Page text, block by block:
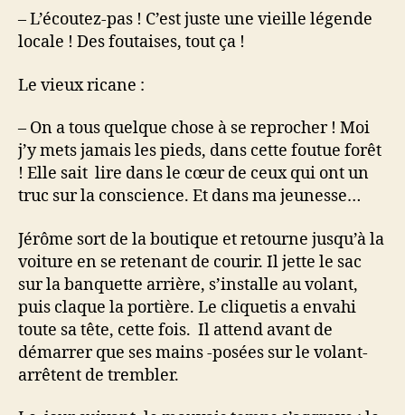
– L’écoutez-pas ! C’est juste une vieille légende
locale ! Des foutaises, tout ça !
Le vieux ricane :
– On a tous quelque chose à se reprocher ! Moi
j’y mets jamais les pieds, dans cette foutue forêt
! Elle sait lire dans le cœur de ceux qui ont un
truc sur la conscience. Et dans ma jeunesse…
Jérôme sort de la boutique et retourne jusqu’à la
voiture en se retenant de courir. Il jette le sac
sur la banquette arrière, s’installe au volant,
puis claque la portière. Le cliquetis a envahi
toute sa tête, cette fois. Il attend avant de
démarrer que ses mains -posées sur le volant-
arrêtent de trembler.